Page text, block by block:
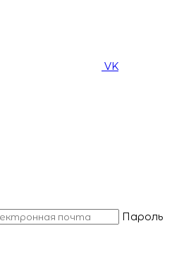
VK
Пароль